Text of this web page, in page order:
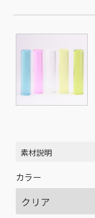
素材説明
カラー